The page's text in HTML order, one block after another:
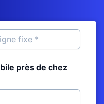
près de chez